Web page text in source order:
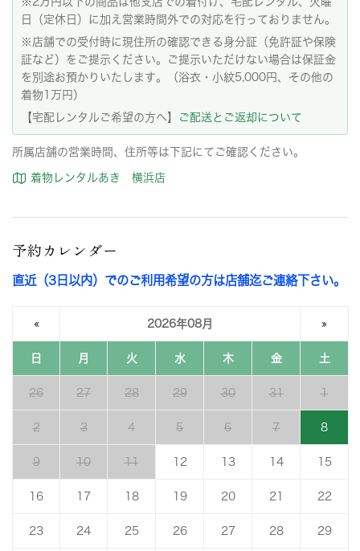
日（定休日）に加え営業時間外での対応を行っておりません。
※店舗での受付時に現住所の確認できる身分証（免許証や保険
証など）をご提示ください。ご提示いただけない場合は保証金
を別途お預かりいたします。（浴衣・小紋5,000円、その他の
着物1万円）
【宅配レンタルご希望の方へ】
ご配送とご返却について
所属店舗の営業時間、住所等は下記にてご確認ください。
着物レンタルあき 横浜店
予約カレンダー
直近（3日以内）でのご利用希望の方は店舗迄ご連絡下さい。
« 2026年08月 »
日 月 火 水 木 金 土
26 27 28 29 30 31 1
2 3 4 5 6 7 8
9 10 11 12 13 14 15
16 17 18 19 20 21 22
23 24 25 26 27 28 29